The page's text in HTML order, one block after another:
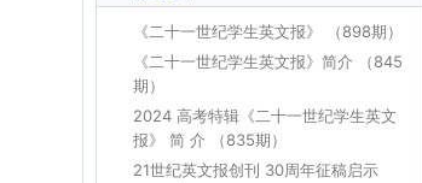
《二十一世纪学生英文报》 （898期）
《二十一世纪学生英文报》简介 （845
期）
2024 高考特辑《二十一世纪学生英文
报》 简 介 （835期）
21世纪英文报创刊 30周年征稿启示